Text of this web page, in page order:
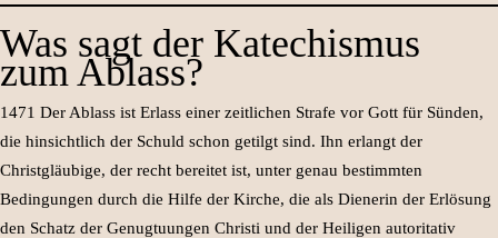
Was sagt der Katechismus
zum Ablass?
1471 Der Ablass ist Erlass einer zeitlichen Strafe vor Gott für Sünden,
die hinsichtlich der Schuld schon getilgt sind. Ihn erlangt der
Christgläubige, der recht bereitet ist, unter genau bestimmten
Bedingungen durch die Hilfe der Kirche, die als Dienerin der Erlösung
den Schatz der Genugtuungen Christi und der Heiligen autoritativ